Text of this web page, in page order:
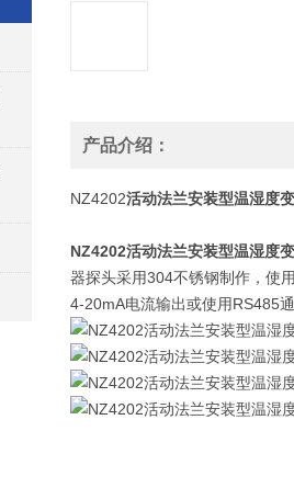
产品介绍：
NZ4202活动法兰安装型温湿度
NZ4202活动法兰安装型温湿度
器探头采用304不锈钢制作，使
4-20mA电流输出或使用RS485